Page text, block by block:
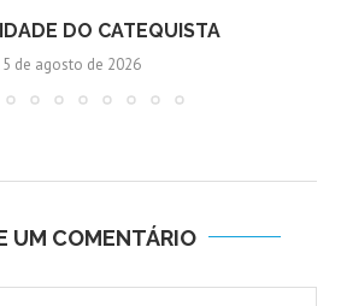
DO CATEQUISTA
5 de agosto de 2026
UM COMENTÁRIO